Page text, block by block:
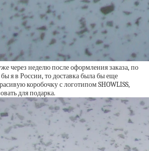
через неделю после оформления заказа, по
я в России, то доставка была бы еще
коробочку с логотипом SHOWLISS,
для подарка.